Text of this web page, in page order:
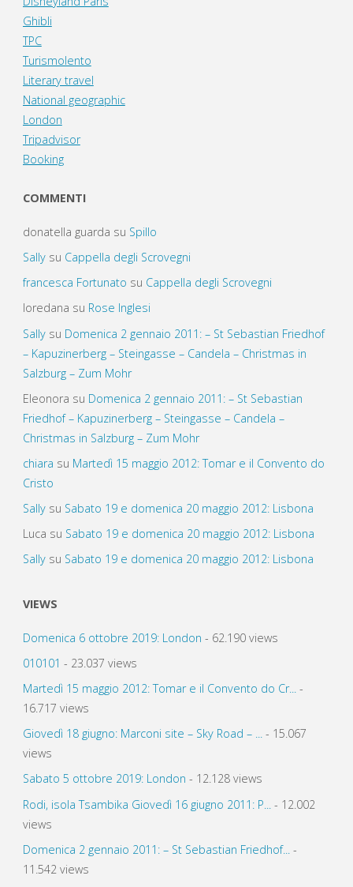
Ghibli
TPC
Turismolento
Literary travel
National geographic
London
Tripadvisor
Booking
COMMENTI
donatella guarda su Spillo
Sallysu Cappella degli Scrovegni
francesca Fortunato su Cappella degli Scrovegni
loredana su Rose Inglesi
Sallysu Domenica 2 gennaio 2011: – St Sebastian Friedhof
– Kapuzinerberg – Steingasse – Candela – Christmas in
Salzburg – Zum Mohr
Eleonora su Domenica 2 gennaio 2011: – St Sebastian
Friedhof – Kapuzinerberg – Steingasse – Candela –
Christmas in Salzburg – Zum Mohr
chiara su Martedì 15 maggio 2012: Tomar e il Convento do
Cristo
Sallysu Sabato 19 e domenica 20 maggio 2012: Lisbona
Luca su Sabato 19 e domenica 20 maggio 2012: Lisbona
Sallysu Sabato 19 e domenica 20 maggio 2012: Lisbona
VIEWS
Domenica 6 ottobre 2019: London - 62.190 views
010101 - 23.037 views
Martedì 15 maggio 2012: Tomar e il Convento do Cr...-
16.717 views
Giovedì 18 giugno: Marconi site – Sky Road – ...- 15.067
views
Sabato 5 ottobre 2019: London - 12.128 views
Rodi, isola Tsambika Giovedì 16 giugno 2011: P...
- 12.002
views
Domenica 2 gennaio 2011: – St Sebastian Friedhof...
-
11.542 views